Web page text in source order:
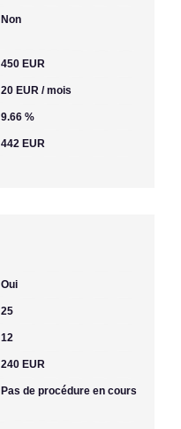
Non
450 EUR
20 EUR / mois
9.66 %
442 EUR
Oui
25
12
240 EUR
Pas de procédure en cours